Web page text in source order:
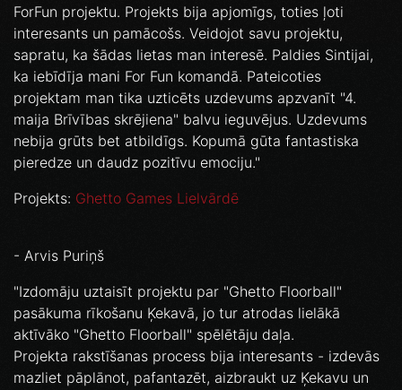
ForFun projektu. Projekts bija apjomīgs, toties ļoti
interesants un pamācošs. Veidojot savu projektu,
sapratu, ka šādas lietas man interesē. Paldies Sintijai,
ka iebīdīja mani For Fun komandā. Pateicoties
projektam man tika uzticēts uzdevums apzvanīt "4.
maija Brīvības skrējiena" balvu ieguvējus. Uzdevums
nebija grūts bet atbildīgs. Kopumā gūta fantastiska
pieredze un daudz pozitīvu emociju."
Projekts: Ghetto Games Lielvārdē
- Arvis Puriņš
"Izdomāju uztaisīt projektu par "Ghetto Floorball"
pasākuma rīkošanu Ķekavā, jo tur atrodas lielākā
aktīvāko "Ghetto Floorball" spēlētāju daļa.
Projekta rakstīšanas process bija interesants - izdevās
mazliet pāplānot, pafantazēt, aizbraukt uz Ķekavu un